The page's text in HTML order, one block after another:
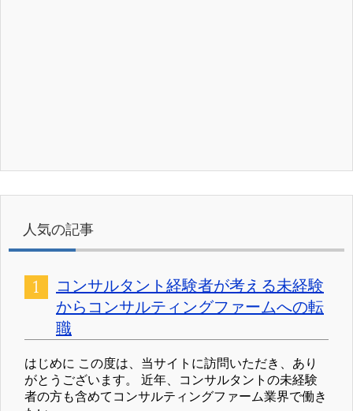
人気の記事
コンサルタント経験者が考える未経験
からコンサルティングファームへの転
職
はじめに この度は、当サイトに訪問いただき、あり
がとうございます。 近年、コンサルタントの未経験
者の方も含めてコンサルティングファーム業界で働き